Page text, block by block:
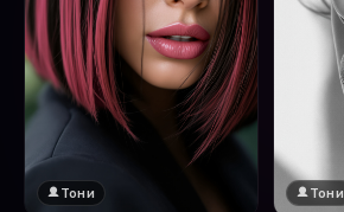
Тони Тони